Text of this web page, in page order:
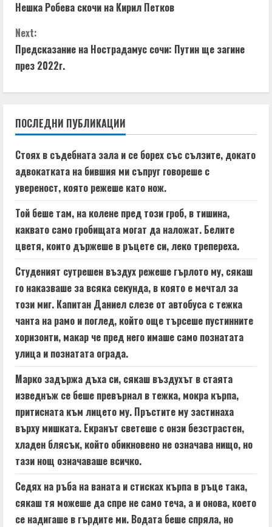
o
n
t
i
n
u
e
R
e
a
d
i
n
g
Нешка Робева скочи на Кирил Петков
Next:
Предсказание на Нострадамус сочи: Путин ще загине
през 2022г.
ПОСЛЕДНИ ПУБЛИКАЦИИ
Стоях в съдебната зала и се борех със сълзите, докато
адвокатката на бившия ми съпруг говореше с
увереност, която режеше като нож.
Той беше там, на колене пред този гроб, в тишина,
каквато само гробищата могат да наложат. Белите
цветя, които държеше в ръцете си, леко трепереха.
Студеният сутрешен въздух режеше гърлото му, сякаш
го наказваше за всяка секунда, в която е мечтал за
този миг. Капитан Даниел слезе от автобуса с тежка
чанта на рамо и поглед, който още търсеше пустинните
хоризонти, макар че пред него имаше само познатата
улица и познатата ограда.
Марко задържа дъха си, сякаш въздухът в стаята
изведнъж се беше превърнал в тежка, мокра кърпа,
притисната към лицето му. Пръстите му застинаха
върху мишката. Екранът светеше с онзи безстрастен,
хладен блясък, който обикновено не означава нищо, но
тази нощ означаваше всичко.
Седях на ръба на ваната и стисках кърпа в ръце така,
сякаш тя можеше да спре не само теча, а и онова, което
се надигаше в гърдите ми. Водата беше спряла, но